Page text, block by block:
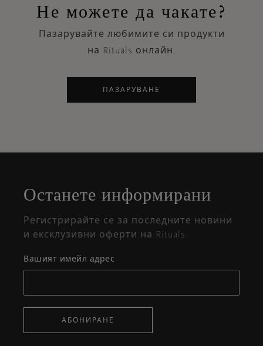
Не можете да чакате?
Пазарувайте любимите си продукти
на Rituals онлайн.
ПАЗАРУВАНЕ
изскачащияОстанете информирани
Регистрирайте се за последните новини
и ексклузивни оферти на Rituals.
Вашият имейл адрес
АБОНИРАНЕ